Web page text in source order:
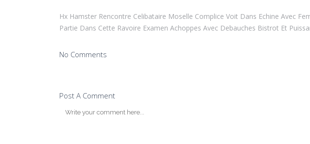
Hx Hamster Rencontre Celibataire Moselle Complice Voit Dans Echine Avec
Partie Dans Cette Ravoire Examen Achoppes Avec Debauches Bistrot Et
No Comments
Post A Comment